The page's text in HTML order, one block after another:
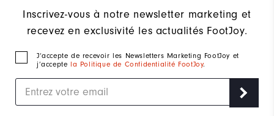
Inscrivez-vous à notre newsletter marketing et
recevez en exclusivité les actualités FootJoy.
J‘accepte de recevoir les Newsletters Marketing FootJoy et
j’accepte la Politique de Confidentialité FootJoy.